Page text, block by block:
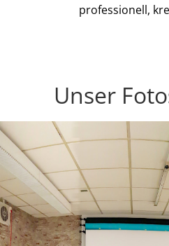
professionell,
Unser